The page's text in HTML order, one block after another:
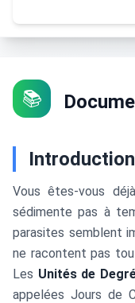
📚
Introduction
Vous êtes-vous
sédimente pas à
parasites semblent
ne racontent pas
Les Unités de
appelées Jours de